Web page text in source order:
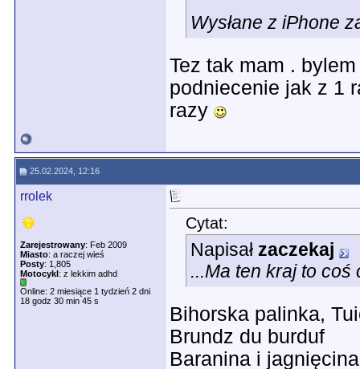
Wysłane z iPhone
Tez tak mam .
podniecenie jak z 1
razy
25.02.2024, 12:16
rrolek
Zarejestrowany: Feb 2009
Miasto: a raczej wieś
Posty: 1,805
Motocykl: z lekkim adhd
Online: 2 miesiące 1 tydzień 2 dni
18 godz 30 min 45 s
Cytat:
Napisał zaczekaj
...Ma ten kraj to coś
Bihorska palinka,
Brundz du burduf
Baranina i